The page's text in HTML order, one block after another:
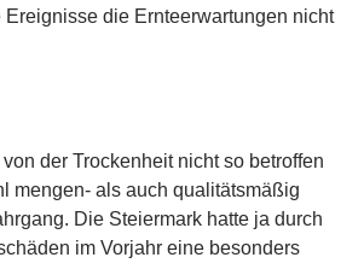
Ereignisse die Ernteerwartungen nicht
der Trockenheit nicht so betroffen
mengen- als auch qualitätsmäßig
Die Steiermark hatte ja durch
im Vorjahr eine besonders